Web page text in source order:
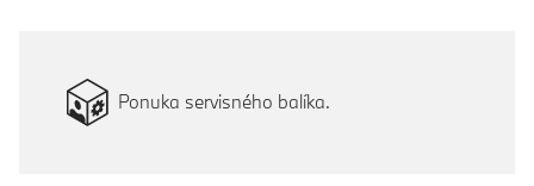
Ponuka servisného balíka.